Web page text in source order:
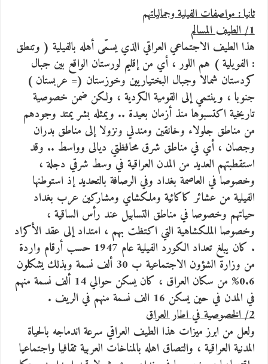
ثانيا : مواصفات الفيلية وجمالياتهم
1/ الطيف المسالم
هذا الطيف الاجتماعي العراقي الذي يسمّى أهله بالفيلية ( وتنطق
: الفويلية ) هم اللور ، أي من إقليم لورستان الواقع بين جبال
كردستان شمالا وجبال البختياريين وخوزستان (= عربستان )
جنوبا ، وينتمي إلى القومية الكردية ، ولكن ضمن خصوصية
تاريخية اكتسبوها منذ أزمان بعيدة .. ويمثله بشر يمتد وجودهم
من مناطق جلولاء وخانقين ومندلي ونزولا إلى مناطق بدران
وجصان ، أي في مناطق شرق محافظتي ديالى وواسط .. وقد
استقطبتهم العديد من المدن العراقية في وسط شرقي دجلة ،
وخصوصا في العاصمة بغداد وفي الرصافة بالتحديد إذ استوطنها
الفيلية من عشائر كاكائية وملكشاي ومشاركين عرب بغداد
حياتهم وخصوصا في مناطق التسابيل عند رأس الساقية ،
وخصوصا الملكشاهية التي اكتظت بهم ، امتداد إلى عقد الأكراد
. كان يبلغ تعداد الكورد الفيلية عام 1947 حسب أرقام واردة
من وزارة الشؤون الاجتماعية ب 30 ألف نسمة وبذلك يشكلون
0.6% من سكان العراق ، كان يسكن حوالي 14 ألف نسمة منهم
في المدن في حين يسكن 16 الف نسمة منهم في الريف .
2/ الخصوصية في اطار العراق
ولعل من ابرز ميزات هذا الطيف العراقي سرعة اندماجه بالحياة
المدنية العراقية ، والتصاق اهله بالمناخات العربية ثقافيا واجتماعيا